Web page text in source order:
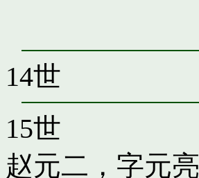
14世
15世
赵元二，字元亮